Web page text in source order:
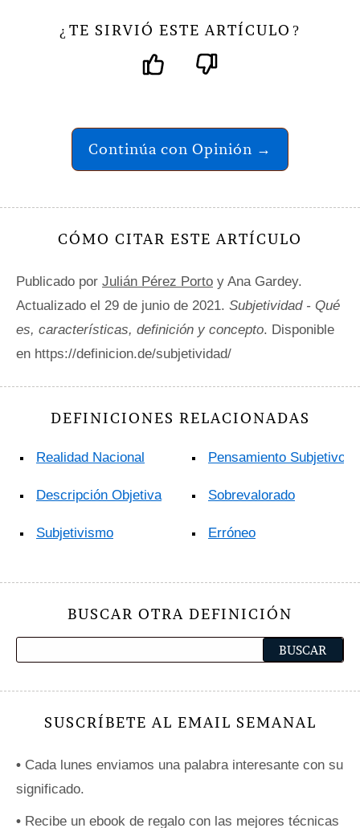
¿ TE SIRVIÓ ESTE ARTÍCULO ?
Continúa con Opinión →
CÓMO CITAR ESTE ARTÍCULO
Publicado por Julián Pérez Porto y Ana Gardey.
Actualizado el 29 de junio de 2021. Subjetividad - Qué
es, características, definición y concepto. Disponible
en https://definicion.de/subjetividad/
DEFINICIONES RELACIONADAS
Realidad Nacional
Descripción Objetiva
Subjetivismo
Pensamiento Subjetivo
Sobrevalorado
Erróneo
BUSCAR OTRA DEFINICIÓN
SUSCRÍBETE AL EMAIL SEMANAL
• Cada lunes enviamos una palabra interesante con su
significado.
• Recibe un ebook de regalo con las mejores técnicas